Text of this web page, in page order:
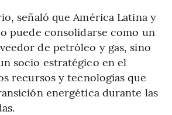
señaló que América Latina y
puede consolidarse como un
de petróleo y gas, sino
socio estratégico en el
recursos y tecnologías que
energética durante las